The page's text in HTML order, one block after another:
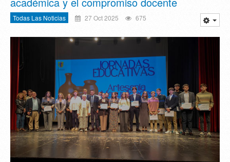
Todas Las Noticias 27 Oct 2025 675